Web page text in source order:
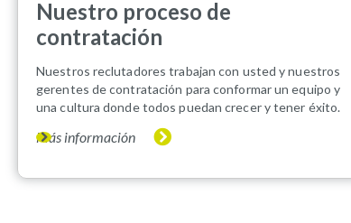
Nuestro proceso de
contratación
Nuestros reclutadores trabajan con usted y nuestros
gerentes de contratación para conformar un equipo y
una cultura donde todos puedan crecer y tener éxito.
Más información